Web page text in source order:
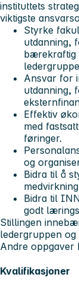
instituttets
viktigste
Styrke
utdanning,
bærekraftig
Ansvar for
utdanning,
Effektiv
med
føringer.
og
Bidra til å
Bidra til
godt
Stillingen
ledergruppen og
Andre oppgaver
Kvalifikasjoner